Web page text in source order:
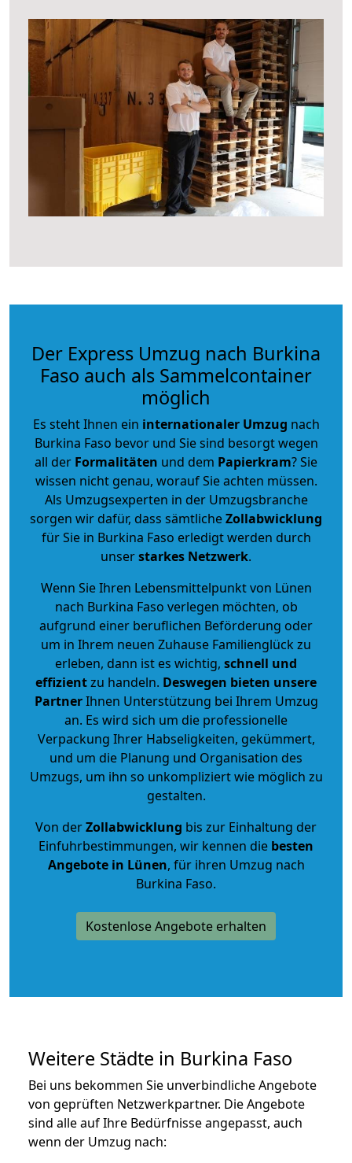
Der Express Umzug nach Burkina
Faso auch als Sammelcontainer
möglich
Es steht Ihnen ein internationaler Umzug nach
Burkina Faso bevor und Sie sind besorgt wegen
all der Formalitäten und dem Papierkram? Sie
wissen nicht genau, worauf Sie achten müssen.
Als Umzugsexperten in der Umzugsbranche
sorgen wir dafür, dass sämtlicheZollabwicklung
für Sie in Burkina Faso erledigt werden durch
unserstarkes Netzwerk.
Wenn Sie Ihren Lebensmittelpunkt von Lünen
nach Burkina Faso verlegen möchten, ob
aufgrund einer beruflichen Beförderung oder
um in Ihrem neuen Zuhause Familienglück zu
erleben, dann ist es wichtig, schnell und
effizientzu handeln. Deswegen bieten unsere
PartnerIhnen Unterstützung bei Ihrem Umzug
an. Es wird sich um die professionelle
Verpackung Ihrer Habseligkeiten, gekümmert,
und um die Planung und Organisation des
Umzugs, um ihn so unkompliziert wie möglich zu
gestalten.
Von derZollabwicklung bis zur Einhaltung der
Einfuhrbestimmungen, wir kennen die besten
Angebote in Lünen, für ihren Umzug nach
Burkina Faso.
Kostenlose Angebote erhalten
Weitere Städte in Burkina Faso
Bei uns bekommen Sie unverbindliche Angebote
von geprüften Netzwerkpartner. Die Angebote
sind alle auf Ihre Bedürfnisse angepasst, auch
wenn der Umzug nach: